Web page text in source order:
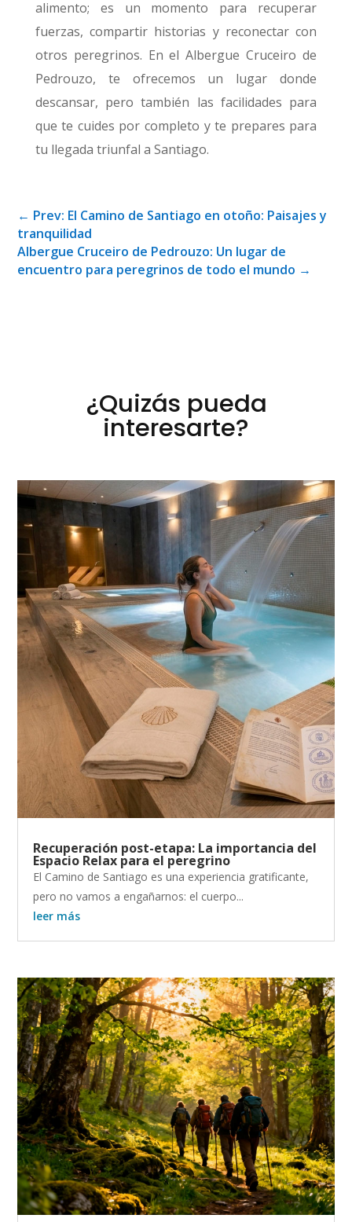
alimento; es un momento para recuperar
fuerzas, compartir historias y reconectar con
otros peregrinos. En el Albergue Cruceiro de
Pedrouzo, te ofrecemos un lugar donde
descansar, pero también las facilidades para
que te cuides por completo y te prepares para
tu llegada triunfal a Santiago.
← Prev: El Camino de Santiago en otoño: Paisajes y
tranquilidad
Albergue Cruceiro de Pedrouzo: Un lugar de
encuentro para peregrinos de todo el mundo →
¿Quizás pueda
interesarte?
Recuperación post-etapa: La importancia del
Espacio Relax para el peregrino
El Camino de Santiago es una experiencia gratificante,
pero no vamos a engañarnos: el cuerpo...
leer más